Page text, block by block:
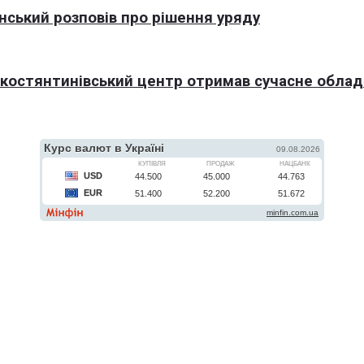
розповів про рішення уряду
центр отримав сучасне